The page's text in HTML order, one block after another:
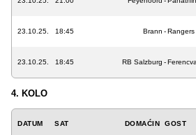
23.10.25. 18:45 Brann -Rangers
23.10.25. 18:45 RB Salzburg -
4. KOLO
DATUM SAT DOMAĆIN GOST